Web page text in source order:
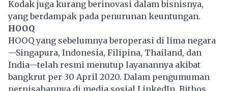
Kodak juga kurang berinovasi dalam bisnisnya,
yang berdampak pada penurunan keuntungan.
HOOQ
HOOQ yang sebelumnya beroperasi di lima negara
—Singapura, Indonesia, Filipina, Thailand, dan
India—telah resmi menutup layanannya akibat
bangkrut per 30 April 2020. Dalam pengumuman